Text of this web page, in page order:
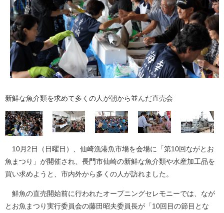
新鮮な魚介類を求めて多くの人が朝から並んだ直売会
10月2日（日曜日）、仙崎漁港魚市場を会場に「第10回ながとお
魚まつり」が開催され、長門市仙崎の新鮮な魚介類や水産加工品を
買い求めようと、市内外から多くの人が訪れました。
鮮魚の直売開始前に行われたオープニングセレモニーでは、なが
とお魚まつり実行委員会の藤田昭夫委員長が「10回目の節目とな